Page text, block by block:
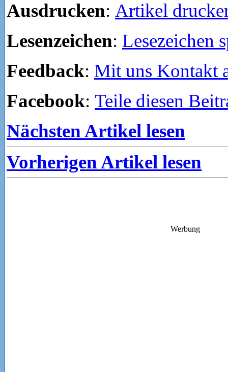
Ausdrucken: Artikel
Lesenzeichen: Lesezeichen
Feedback: Mit uns Kontakt
Facebook: Teile diesen
Nächsten Artikel lesen
Vorherigen Artikel lesen
Werbung